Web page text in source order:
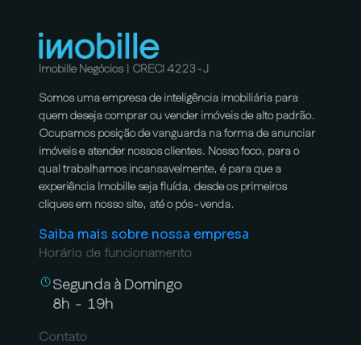
Imobille Negócios | CRECI 4223-J
Somos uma empresa de inteligência imobiliária para
quem deseja comprar ou vender imóveis de alto padrão.
Ocupamos posição de vanguarda na forma de anunciar
imóveis e atender nossos clientes. Nosso foco, para o
qual trabalhamos incansavelmente, é para que a
experiência Imobille seja fluída, desde os primeiros
cliques em nosso site, até o pós-venda.
Saiba mais sobre nossa empresa
Horário de funcionamento
Segunda à Domingo
8h - 19h
Contato